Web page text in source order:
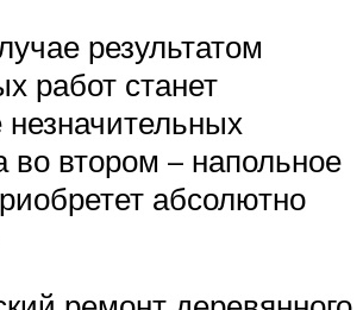
результатом
работ станет
незначительных
во втором – напольное
абсолютно